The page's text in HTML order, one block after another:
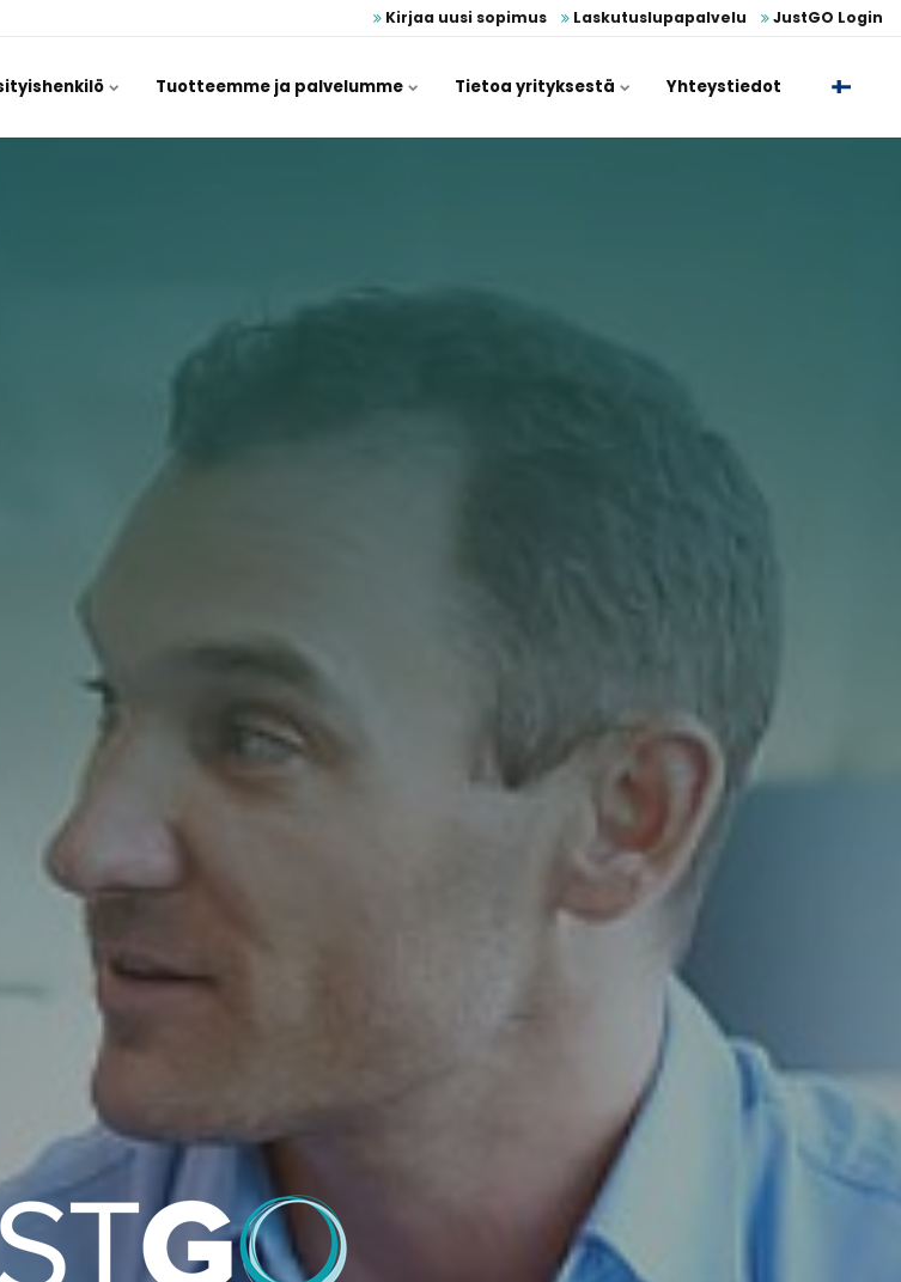
Kirjaa uusi sopimus Laskutuslupapalvelu JustGO Login
Tuotteemme ja palvelumme Tietoa yrityksestä Yhteystiedot